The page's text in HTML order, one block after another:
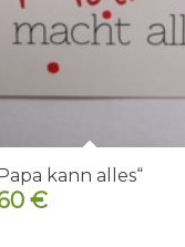
kann alles“
€Aktueller